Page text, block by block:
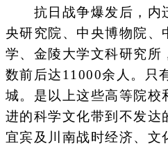
抗日战争爆发后，内
央研究院、中央博物院、
学、金陵大学文科研究所
数前后达11000余人。只
城。是以上这些高等院校
进的科学文化带到不发达
宜宾及川南战时经济、文